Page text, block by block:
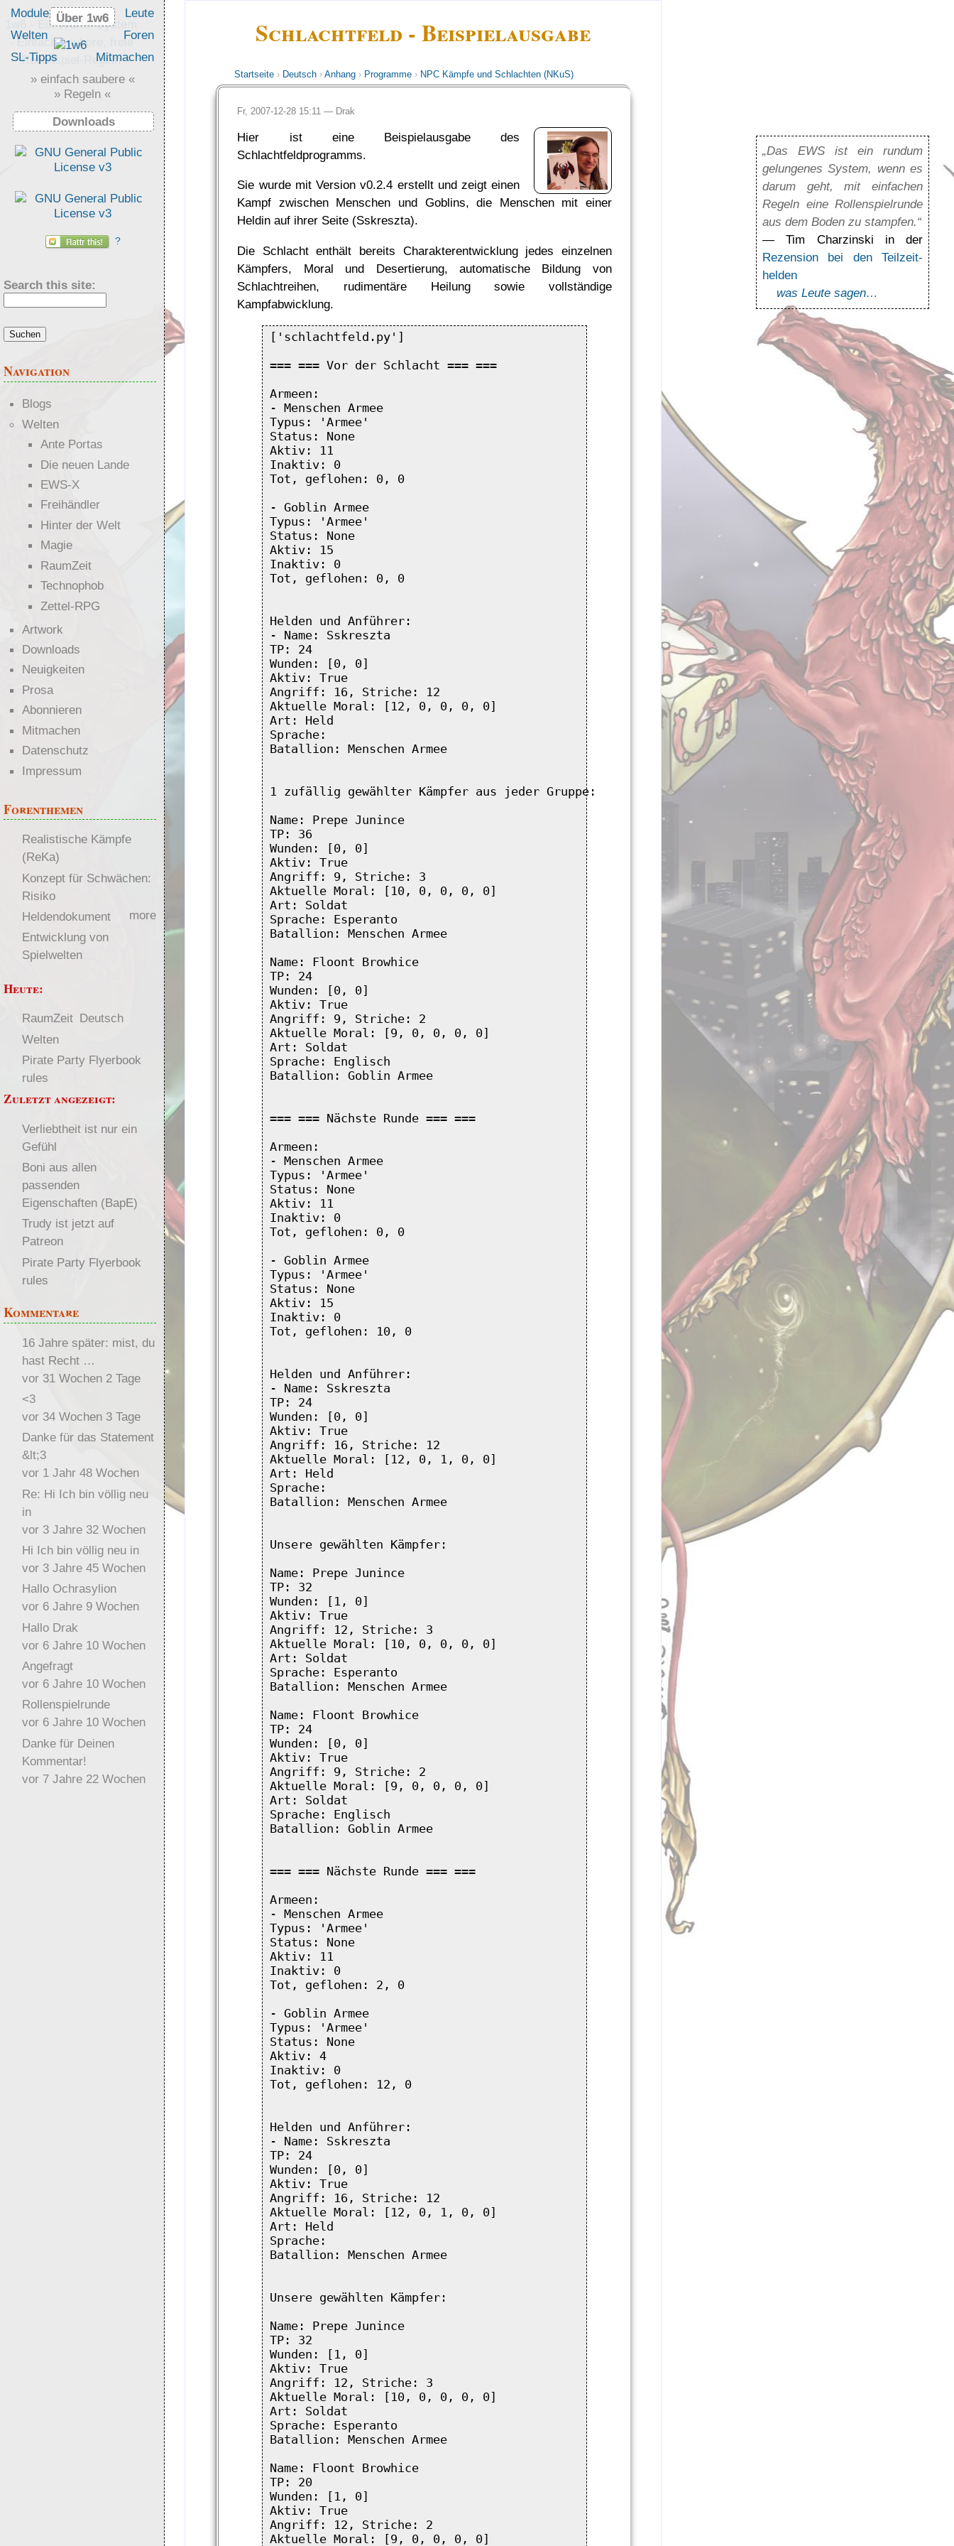
1w6 - Ein Würfel System
- Einfach saubere, freie
Rollenspiel-Regeln
Schlachtfeld - Beispielausgabe
Startseite › Deutsch ›Anhang › Programme › NPC Kämpfe und Schlachten (NKuS)
Fr, 2007-12-28 15:11 — Drak
Hier ist eine Beispielausgabe des
Schlachtfeldprogramms.
Sie wurde mit Version v0.2.4 erstellt und zeigt einen
Kampf zwischen Menschen und Goblins, die Menschen mit einer
Heldin auf ihrer Seite (Sskreszta).
Die Schlacht enthält bereits Charakterentwicklung jedes einzelnen
Kämpfers, Moral und Desertierung, automatische Bildung von
Schlachtreihen, rudimentäre Heilung sowie vollständige
Kampfabwicklung.
['schlachtfeld.py']
=== === Vor der Schlacht === ===
Armeen:
- Menschen Armee
Typus: 'Armee'
Status: None
Aktiv: 11
Inaktiv: 0
Tot, geflohen: 0, 0
- Goblin Armee
Typus: 'Armee'
Status: None
Aktiv: 15
Inaktiv: 0
Tot, geflohen: 0, 0
Helden und Anführer:
- Name: Sskreszta
TP: 24
Wunden: [0, 0]
Aktiv: True
Angriff: 16, Striche: 12
Aktuelle Moral: [12, 0, 0, 0, 0]
Art: Held
Sprache:
Batallion: Menschen Armee
1 zufällig gewählter Kämpfer aus jeder Gruppe:
Name: Prepe Junince
TP: 36
Wunden: [0, 0]
Aktiv: True
Angriff: 9, Striche: 3
Aktuelle Moral: [10, 0, 0, 0, 0]
Art: Soldat
Sprache: Esperanto
Batallion: Menschen Armee
Name: Floont Browhice
TP: 24
Wunden: [0, 0]
Aktiv: True
Angriff: 9, Striche: 2
Aktuelle Moral: [9, 0, 0, 0, 0]
Art: Soldat
Sprache: Englisch
Batallion: Goblin Armee
=== === Nächste Runde === ===
Armeen:
- Menschen Armee
Typus: 'Armee'
Status: None
Aktiv: 11
Inaktiv: 0
Tot, geflohen: 0, 0
- Goblin Armee
Typus: 'Armee'
Status: None
Aktiv: 15
Inaktiv: 0
Tot, geflohen: 10, 0
Helden und Anführer:
- Name: Sskreszta
TP: 24
Wunden: [0, 0]
Aktiv: True
Angriff: 16, Striche: 12
Aktuelle Moral: [12, 0, 1, 0, 0]
Art: Held
Sprache:
Batallion: Menschen Armee
Unsere gewählten Kämpfer:
Name: Prepe Junince
TP: 32
Wunden: [1, 0]
Aktiv: True
Angriff: 12, Striche: 3
Aktuelle Moral: [10, 0, 0, 0, 0]
Art: Soldat
Sprache: Esperanto
Batallion: Menschen Armee
Name: Floont Browhice
TP: 24
Wunden: [0, 0]
Aktiv: True
Angriff: 9, Striche: 2
Aktuelle Moral: [9, 0, 0, 0, 0]
Art: Soldat
Sprache: Englisch
Batallion: Goblin Armee
=== === Nächste Runde === ===
Armeen:
- Menschen Armee
Typus: 'Armee'
Status: None
Aktiv: 11
Inaktiv: 0
Tot, geflohen: 2, 0
- Goblin Armee
Typus: 'Armee'
Status: None
Aktiv: 4
Inaktiv: 0
Tot, geflohen: 12, 0
Helden und Anführer:
- Name: Sskreszta
TP: 24
Wunden: [0, 0]
Aktiv: True
Angriff: 16, Striche: 12
Aktuelle Moral: [12, 0, 1, 0, 0]
Art: Held
Sprache:
Batallion: Menschen Armee
Unsere gewählten Kämpfer:
Name: Prepe Junince
TP: 32
Wunden: [1, 0]
Aktiv: True
Angriff: 12, Striche: 3
Aktuelle Moral: [10, 0, 0, 0, 0]
Art: Soldat
Sprache: Esperanto
Batallion: Menschen Armee
Name: Floont Browhice
TP: 20
Wunden: [1, 0]
Aktiv: True
Angriff: 12, Striche: 2
Aktuelle Moral: [9, 0, 0, 0, 0]
Über 1w6
Module
Leute
Welten
Foren
SL-Tipps
Mitmachen
» einfach saubere «
» Regeln «
Über 1w6
Downloads
?
Search this site:
Navigation
Blogs
Welten
Ante Portas
Die neuen Lande
EWS-X
Freihändler
Hinter der Welt
Magie
RaumZeit
Technophob
Zettel-RPG
Artwork
Downloads
Neuigkeiten
Prosa
Abonnieren
Mitmachen
Datenschutz
Impressum
Forenthemen
Realistische Kämpfe
(ReKa)
Konzept für Schwächen:
Risiko
Heldendokument
Entwicklung von
Spielwelten
more
Heute:
RaumZeit Deutsch
Welten
Pirate Party Flyerbook
rules
Zuletzt angezeigt:
Verliebtheit ist nur ein
Gefühl
Boni aus allen
passenden
Eigenschaften (BapE)
Trudy ist jetzt auf
Patreon
Pirate Party Flyerbook
rules
Kommentare
16 Jahre später: mist, du
hast Recht …
vor 31 Wochen 2 Tage
<3
vor 34 Wochen 3 Tage
Danke für das Statement
&lt;3
vor 1 Jahr 48 Wochen
Re: Hi Ich bin völlig neu
in
vor 3 Jahre 32 Wochen
Hi Ich bin völlig neu in
vor 3 Jahre 45 Wochen
Hallo Ochrasylion
vor 6 Jahre 9 Wochen
Hallo Drak
vor 6 Jahre 10 Wochen
Angefragt
vor 6 Jahre 10 Wochen
Rollenspielrunde
vor 6 Jahre 10 Wochen
Danke für Deinen
Kommentar!
vor 7 Jahre 22 Wochen
„Das EWS ist ein rundum
gelun­ge­nes Sys­tem, wenn es
darum geht, mit ein­fa­chen
Regeln eine Rol­len­spiel­runde
aus dem Boden zu stamp­fen.“
— Tim Charzinski in der
Rezension bei den Teil­zeit­
helden
was Leute sagen…